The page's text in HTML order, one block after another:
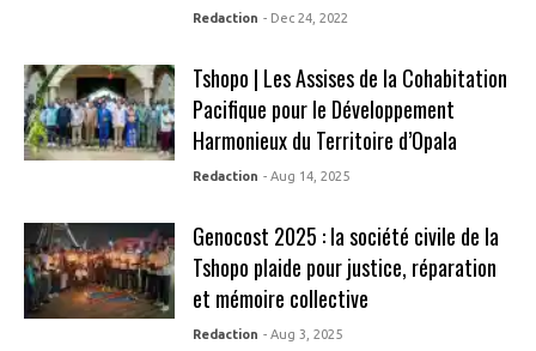
Redaction - Dec 24, 2022
Tshopo | Les Assises de la Cohabitation
Pacifique pour le Développement
Harmonieux du Territoire d’Opala
Redaction - Aug 14, 2025
Genocost 2025 : la société civile de la
Tshopo plaide pour justice, réparation
et mémoire collective
Redaction - Aug 3, 2025